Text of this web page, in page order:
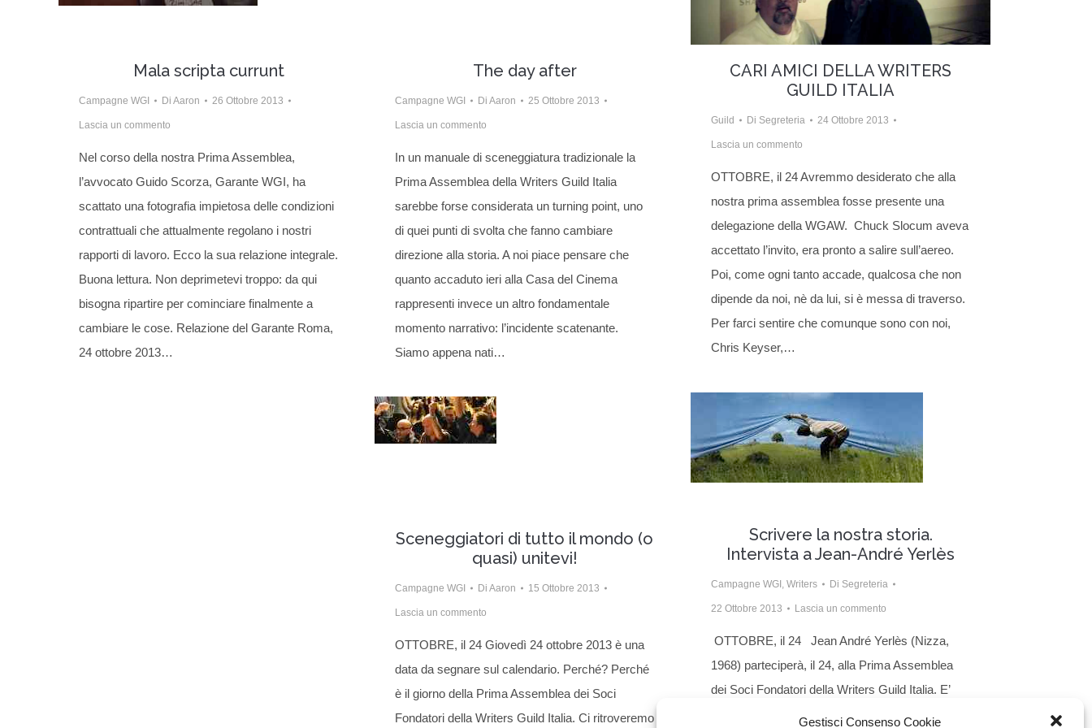
Gestisci Consenso Cookie
Mala scripta currunt
Campagne WGI Di Aaron 26 Ottobre 2013
Lascia un commento
Nel corso della nostra Prima Assemblea,
l’avvocato Guido Scorza, Garante WGI, ha
scattato una fotografia impietosa delle condizioni
contrattuali che attualmente regolano i nostri
rapporti di lavoro. Ecco la sua relazione integrale.
Buona lettura. Non deprimetevi troppo: da qui
bisogna ripartire per cominciare finalmente a
cambiare le cose. Relazione del Garante Roma,
24 ottobre 2013…
The day after
Campagne WGI Di Aaron 25 Ottobre 2013
Lascia un commento
In un manuale di sceneggiatura tradizionale la
Prima Assemblea della Writers Guild Italia
sarebbe forse considerata un turning point, uno
di quei punti di svolta che fanno cambiare
direzione alla storia. A noi piace pensare che
quanto accaduto ieri alla Casa del Cinema
rappresenti invece un altro fondamentale
momento narrativo: l’incidente scatenante.
Siamo appena nati…
CARI AMICI DELLA WRITERS
GUILD ITALIA
Guild Di Segreteria 24 Ottobre 2013
Lascia un commento
OTTOBRE, il 24 Avremmo desiderato che alla
nostra prima assemblea fosse presente una
delegazione della WGAW. Chuck Slocum aveva
accettato l’invito, era pronto a salire sull’aereo.
Poi, come ogni tanto accade, qualcosa che non
dipende da noi, nè da lui, si è messa di traverso.
Per farci sentire che comunque sono con noi,
Chris Keyser,…
Scrivere la nostra storia.
Intervista a Jean-André Yerlès
Campagne WGI , Writers Di Segreteria
22 Ottobre 2013 Lascia un commento
OTTOBRE, il 24 Jean André Yerlès (Nizza,
1968) parteciperà, il 24, alla Prima Assemblea
dei Soci Fondatori della Writers Guild Italia. E’
Sceneggiatori di tutto il mondo (o
quasi) unitevi!
Campagne WGI Di Aaron 15 Ottobre 2013
Lascia un commento
OTTOBRE, il 24 Giovedì 24 ottobre 2013 è una
data da segnare sul calendario. Perché? Perché
è il giorno della Prima Assemblea dei Soci
Fondatori della Writers Guild Italia. Ci ritroveremo